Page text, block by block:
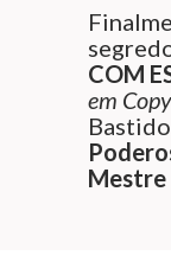
COM
em
Mestre